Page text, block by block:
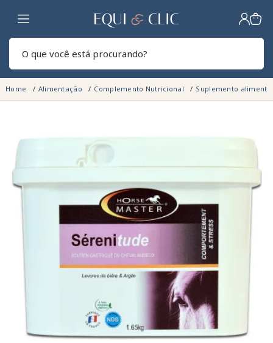
Lar
Home Alimentação Complemento Nutricional Suplemento